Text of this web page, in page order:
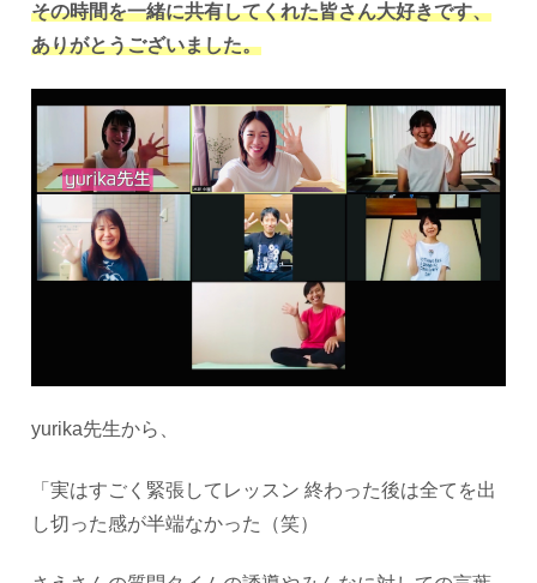
その時間を一緒に共有してくれた皆さん大好きです、
ありがとうございました。
yurika先生から、
「実はすごく緊張してレッスン 終わった後は全てを出
し切った感が半端なかった（笑）